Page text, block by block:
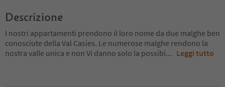
Descrizione
I nostri appartamenti prendono il loro nome da due malghe ben
conosciute della Val Casies. Le numerose malghe rendono la
nostra valle unica e non Vi danno solo la possibi... Leggi tutto